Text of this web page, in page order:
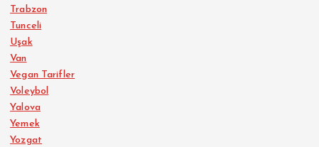
Trabzon
Tunceli
Uşak
Van
Vegan Tarifler
Voleybol
Yalova
Yemek
Yozgat